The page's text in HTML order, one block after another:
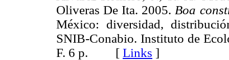
Oliveras De Ita. 2005. Boa
México: diversidad,
SNIB-Conabio. Instituto de
F. 6 p. [ Links ]